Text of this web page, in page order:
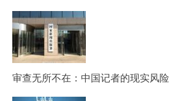
审查无所不在：中国记者的现实风险